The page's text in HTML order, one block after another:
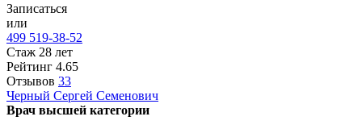
Записаться
или
499 519-38-52
Стаж 28 лет
Рейтинг 4.65
Отзывов 33
Черный Сергей Семенович
Врач высшей категории